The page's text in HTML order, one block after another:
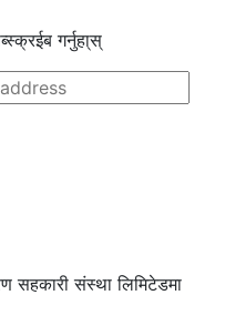
गर्नुहा्स्
संस्था लिमिटेडमा